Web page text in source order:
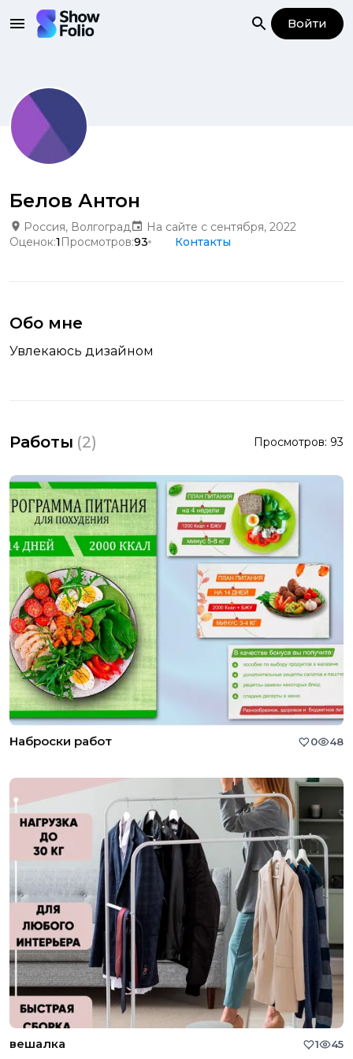
Войти
Белов Антон
Россия, Волгоград
На сайте с сентября, 2022
Оценок:1Просмотров:93 Контакты
Обо мне
Увлекаюсь дизайном
Работы (2) Просмотров: 93
Наброски работ 0 48
вешалка 1 45